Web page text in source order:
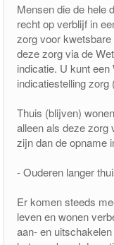
Mensen die de hele
recht op verblijf in
zorg voor
deze zorg via de
indicatie. U kunt
indicatiestelling zorg
Thuis (blijven)
alleen als deze zorg
zijn dan de opname
- Ouderen langer
Er komen steeds
leven en wonen
aan- en